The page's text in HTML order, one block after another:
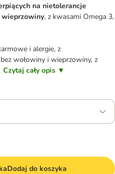
na nietolerancje
wieprzowiny, z kwasami Omega 3,
i alergie, z
wołowiny i wieprzowiny, z
Czytaj cały opis ▼
Dodaj do koszyka